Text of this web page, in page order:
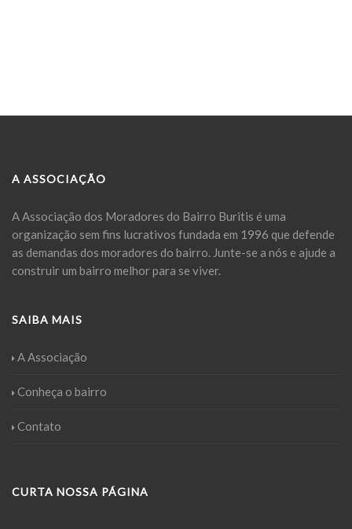
A ASSOCIAÇÃO
A Associação dos Moradores do Bairro Buritis é uma
organização sem fins lucrativos fundada em 1996 que defende
as demandas dos moradores do bairro. Junte-se a nós e ajude a
construir um bairro melhor para se viver.
SAIBA MAIS
A Associação
Conheça o bairro
Contato
CURTA NOSSA PÁGINA